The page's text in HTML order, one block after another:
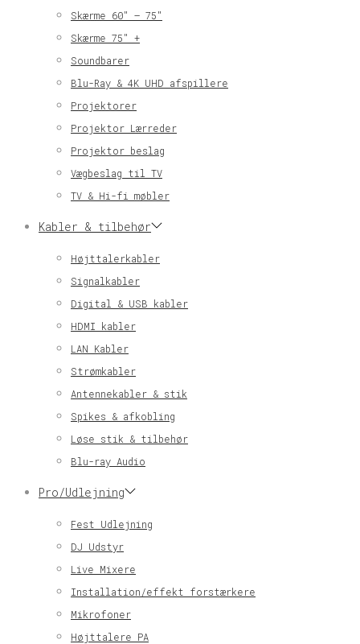
Skærme 60″ – 75″
Skærme 75″ +
Soundbarer
Blu-Ray & 4K UHD afspillere
Projektorer
Projektor Lærreder
Projektor beslag
Vægbeslag til TV
TV & Hi-fi møbler
Kabler & tilbehør
Højttalerkabler
Signalkabler
Digital & USB kabler
HDMI kabler
LAN Kabler
Strømkabler
Antennekabler & stik
Spikes & afkobling
Løse stik & tilbehør
Blu-ray Audio
Pro/Udlejning
Fest Udlejning
DJ Udstyr
Live Mixere
Installation/effekt forstærkere
Mikrofoner
Højttalere PA